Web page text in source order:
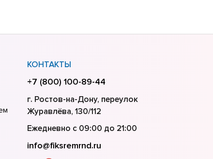
КОНТАКТЫ
+7 (800) 100-89-44
г. Ростов-на-Дону, переулок
Журавлёва, 130/112
Ежедневно с 09:00 до 21:00
info@fiksremrnd.ru